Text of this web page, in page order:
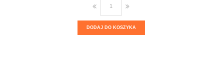
DODAJ DO KOSZYKA